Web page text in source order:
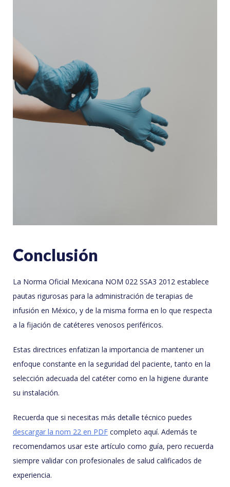
Conclusión
La Norma Oficial Mexicana NOM 022 SSA3 2012 establece
pautas rigurosas para la administración de terapias de
infusión en México, y de la misma forma en lo que respecta
a la fijación de catéteres venosos periféricos.
Estas directrices enfatizan la importancia de mantener un
enfoque constante en la seguridad del paciente, tanto en la
selección adecuada del catéter como en la higiene durante
su instalación.
Recuerda que si necesitas más detalle técnico puedes
descargar la nom 22 en PDF completo aquí. Además te
recomendamos usar este artículo como guía, pero recuerda
siempre validar con profesionales de salud calificados de
experiencia.